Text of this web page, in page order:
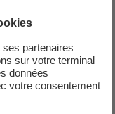
(bâtiment
d’altitude,
différentes
partenaires
sur votre terminal
données
votre consentement